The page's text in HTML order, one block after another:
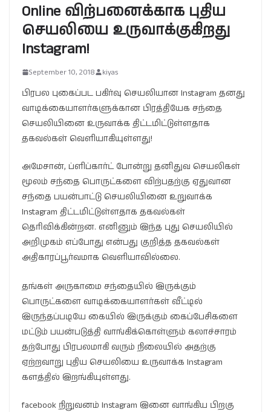
Online விற்பனைக்காக புதிய
செயலியை உருவாக்குகிறது
Instagram!
September 10, 2018 kiyas
பிரபல புகைப்பட பகிர்வு செயலியான Instagram தனது
வாடிக்கையாளர்களுக்கான பிரத்தியேக சந்தை
செயலியினை உருவாக்க திட்டமிட்டுள்ளதாக
தகவல்கள் வெளியாகியுள்ளது!
அமேசான், ப்ளிப்கார்ட் போன்று தனிதுவ செயலிகள்
மூலம் சந்தை பொருட்களை விற்பதற்கு ஏதுவான
சந்தை பயன்பாட்டு செயலியினை உறுவாக்க
Instagram திட்டமிட்டுள்ளதாக தகவல்கள்
தெரிவிக்கின்றன. எனினும் இந்த புது செயலியில்
அறிமுகம் எப்போது என்பது குறித்த தகவல்கள்
அதிகாரப்பூர்வமாக வெளியாவில்லை.
தங்கள் அருகாமை சந்தையில் இருக்கும்
பொருட்களை வாடிக்கையாளர்கள் வீட்டில்
இருந்தப்படியே கையில் இருக்கும் கைப்பேசிகளை
மட்டும் பயன்படுத்தி வாங்கிக்கொள்ளும் கலாச்சாரம்
தற்போது பிரபலமாகி வரும் நிலையில் அதற்கு
ஏற்றவாறு புதிய செயலியை உருவாக்க Instagram
களத்தில் இறங்கியுள்ளது.
facebook நிறுவனம் Instagram இனை வாங்கிய பிறகு